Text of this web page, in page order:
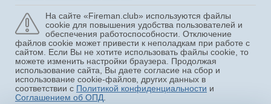
На сайте «Fireman.club» используются файлы
cookie для повышения удобства пользователей и
обеспечения работоспособности. Отключение
файлов cookie может привести к неполадкам при работе с
сайтом. Если Вы не хотите использовать файлы cookie, то
можете изменить настройки браузера. Продолжая
использование сайта, Вы даете согласие на сбор и
использование cookie-файлов, других данных в
соответствии с Политикой конфиденциальности и
Соглашением об ОПД.